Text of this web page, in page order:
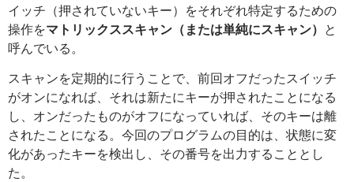
イッチ（押されていないキー）をそれぞれ特定するための
操作をマトリックススキャン（または単純にスキャン） と
呼んでいる。
スキャンを定期的に行うことで、前回オフだったスイッチ
がオンになれば、それは新たにキーが押されたことになる
し、オンだったものがオフになっていれば、そのキーは離
されたことになる。今回のプログラムの目的は、状態に変
化があったキーを検出し、その番号を出力することとし
た。